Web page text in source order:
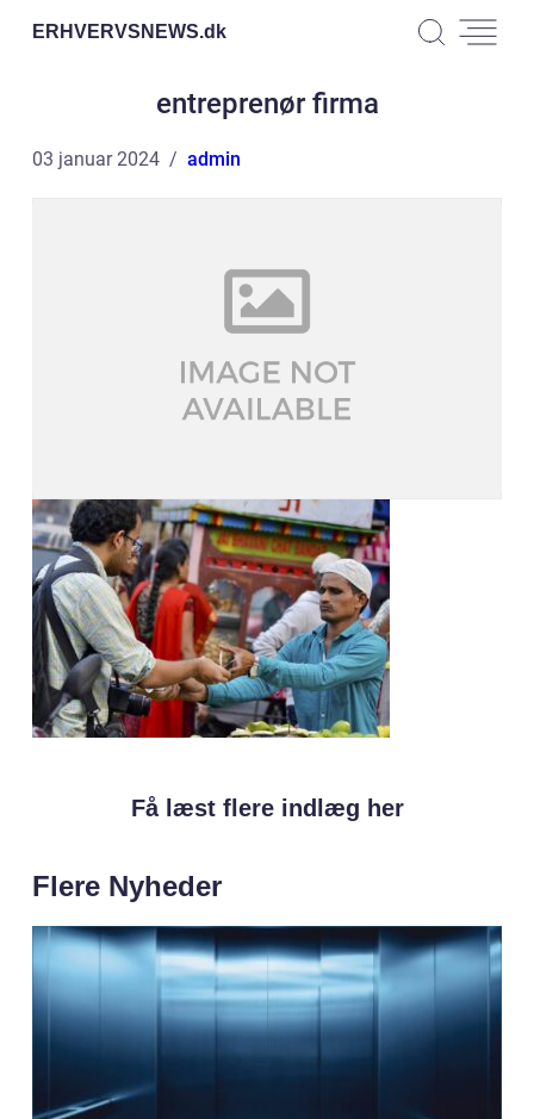
ERHVERVSNEWS.dk
entreprenør firma
03 januar 2024 admin
Få læst flere indlæg her
Flere Nyheder